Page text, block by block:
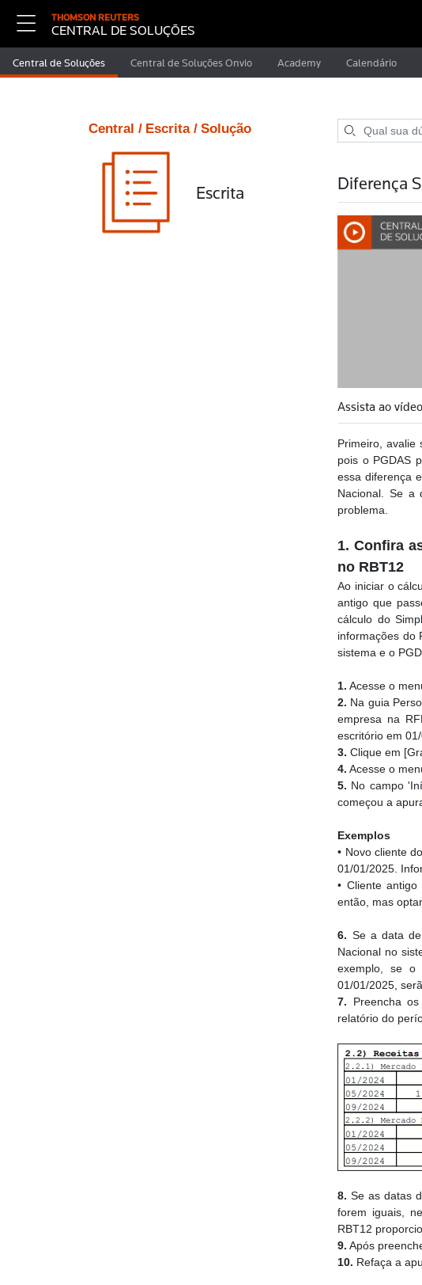
THOMSON REUTERS
CENTRAL DE SOLUÇÕES
Central de Soluções Central de Soluções Onvio Academy Calendário
Central / Escrita / Solução
Escrita Diferença
Assista ao
Primeiro, avalie
pois o PGDAS
essa diferença
Nacional. Se a
problema.
1. Confira
no RBT12
Ao iniciar o
antigo que
cálculo do
informações do
sistema e o
1. Acesse o
2. Na guia
empresa na
escritório em
3. Clique em
4. Acesse o
5. No campo
começou a
Exemplos
• Novo cliente
01/01/2025.
• Cliente
então, mas
6. Se a data
Nacional no
exemplo, se o
01/01/2025,
7. Preencha
relatório do
8. Se as datas
forem iguais,
RBT12
9. Após
10. Refaça a